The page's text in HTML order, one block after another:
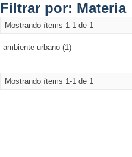
Filtrar por: Materia
Mostrando ítems 1-1 de 1
ambiente urbano (1)
Mostrando ítems 1-1 de 1